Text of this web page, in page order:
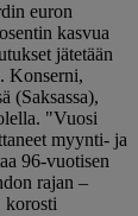
euron
kasvua
jätetään
Konserni,
(Saksassa),
"Vuosi
myynti- ja
96-vuotisen
rajan –
korosti